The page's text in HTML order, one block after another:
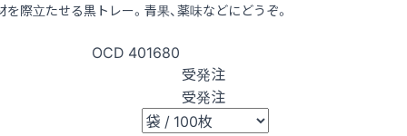
を際立たせる黒トレー。青果、薬味などにどうぞ。
OCD 401680
受発注
受発注